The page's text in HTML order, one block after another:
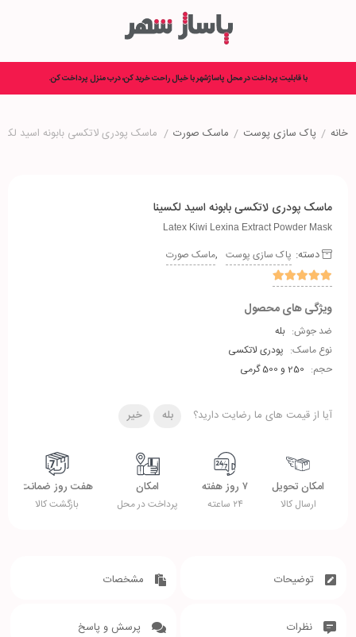
با قابلیت پرداخت در محل پاساژشهر با خیال راحت خرید کن، درب منزل پرداخت کن.
خانه / پاک سازی پوست / ماسک صورت / ماسک پودری لاتکسی بابونه اسید
ماسک پودری لاتکسی بابونه اسید لکسینا
Latex Kiwi Lexina Extract Powder Mask
دسته: پاک سازی پوست ,ماسک صورت
ویژگی های محصول
ضد جوش: بله
نوع ماسک: پودری لاتکسی
حجم:
آیا از قیمت های ما رضایت دارید؟ بله خیر
امکان تحویل
ارسال کالا
۷ روز هفته
۲۴ ساعته
امکان
پرداخت در محل
هفت روز ضمانت
بازگشت کالا
توضیحات مشخصات
نظرات پرسش و پاسخ